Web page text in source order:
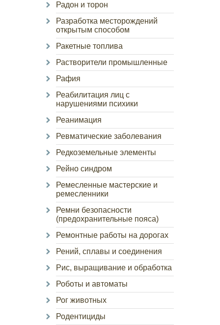
Радон и торон
Разработка месторождений
открытым способом
Ракетные топлива
Растворители промышленные
Рафия
Реабилитация лиц с
нарушениями психики
Реанимация
Ревматические заболевания
Редкоземельные элементы
Рейно синдром
Ремесленные мастерские и
ремесленники
Ремни безопасности
(предохранительные пояса)
Ремонтные работы на дорогах
Рений, сплавы и соединения
Рис, выращивание и обработка
Роботы и автоматы
Рог животных
Родентициды